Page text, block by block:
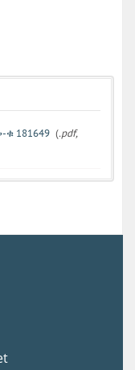
181649 (.pdf,